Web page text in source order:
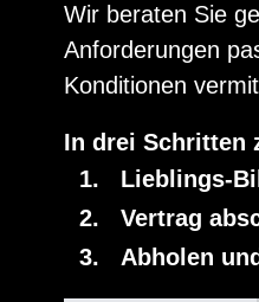
Wir beraten Sie
Anforderungen
Konditionen
In drei Schritten
Lieblings-
Vertrag
Abholen